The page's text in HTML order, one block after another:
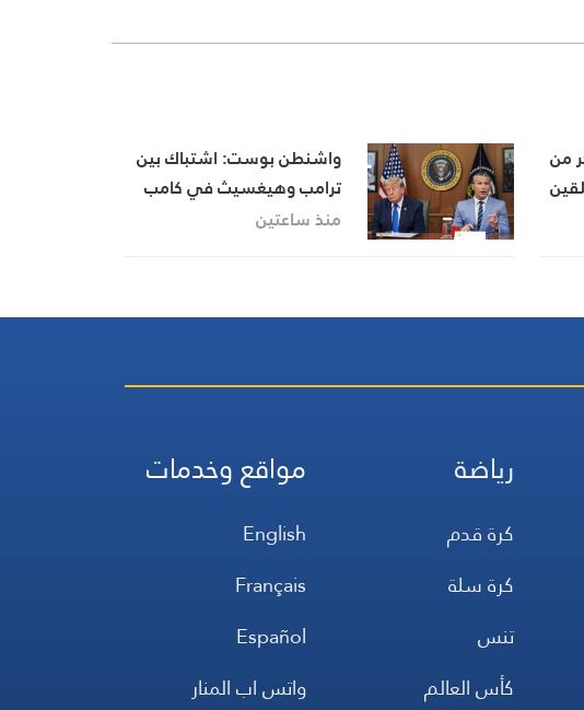
من
واشنطن بوست: اشتباك بين
ترامب وهيغسيث في كامب
ديفيد بسبب أزمة الذخائر
منذ ساعتين
رياضة
كرة قدم
كرة سلة
تنس
كأس العالم
مواقع وخدمات
English
Français
Español
واتس اب المنار